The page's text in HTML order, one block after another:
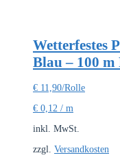
Wetterfestes
Blau – 100 m
€ 11,90/Rolle
€ 0,12 / m
inkl. MwSt.
zzgl. Versandkosten